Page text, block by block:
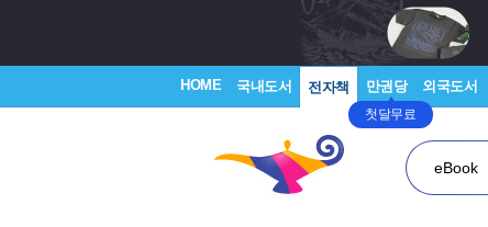
HOME 국내도서 전자책 만권당
첫달무료
외국도서
eBook